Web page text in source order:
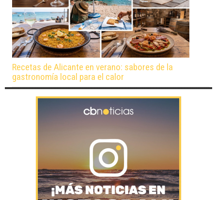
Recetas de Alicante en verano: sabores de la
gastronomía local para el calor